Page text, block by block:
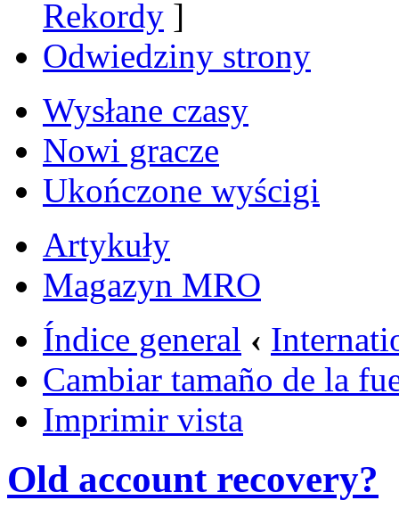
Rekordy ]
Odwiedziny strony
Wysłane czasy
Nowi gracze
Ukończone wyścigi
Artykuły
Magazyn MRO
Índice general ‹
Cambiar tamaño de la
Imprimir vista
Old account recovery?